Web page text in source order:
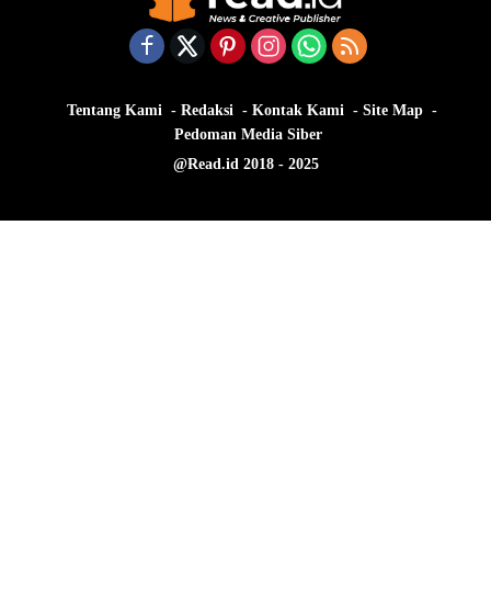
Tentang Kami Redaksi Kontak Kami
Site Map
Pedoman Media Siber
@Read.id 2018 - 2025